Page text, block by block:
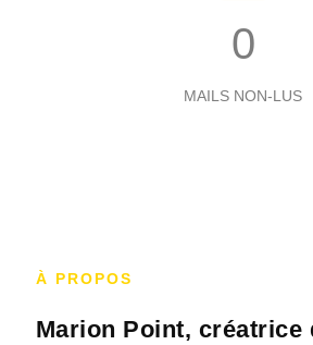
0
MAILS NON-LUS
À PROPOS
Marion Point, créatrice